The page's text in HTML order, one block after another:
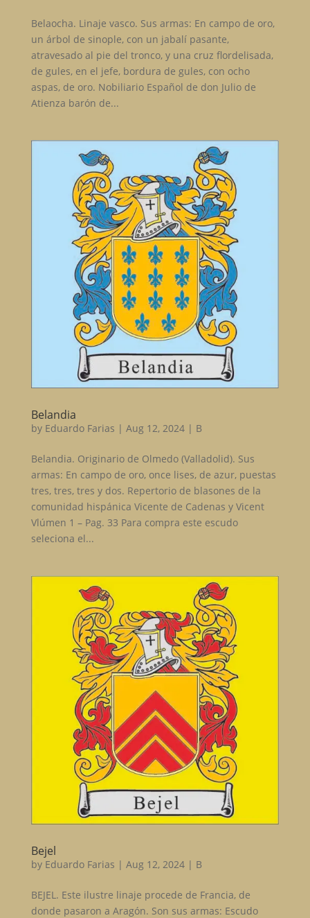
Belaocha. Linaje vasco. Sus armas: En campo de oro,
un árbol de sinople, con un jabalí pasante,
atravesado al pie del tronco, y una cruz flordelisada,
de gules, en el jefe, bordura de gules, con ocho
aspas, de oro. Nobiliario Español de don Julio de
Atienza barón de...
Belandia
by Eduardo Farias | Aug 12, 2024| B
Belandia. Originario de Olmedo (Valladolid). Sus
armas: En campo de oro, once lises, de azur, puestas
tres, tres, tres y dos. Repertorio de blasones de la
comunidad hispánica Vicente de Cadenas y Vicent
Vlúmen 1 – Pag. 33 Para compra este escudo
seleciona el...
Bejel
by Eduardo Farias | Aug 12, 2024| B
BEJEL. Este ilustre linaje procede de Francia, de
donde pasaron a Aragón. Son sus armas: Escudo